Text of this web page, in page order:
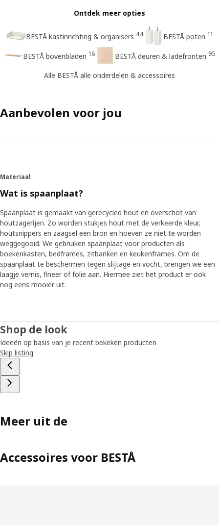
Ontdek meer opties
BESTÅ kastinrichting & organisers​ 44 BESTÅ poten 11
BESTÅ bovenbladen 16 BESTÅ deuren & ladefronten 95
Alle BESTÅ alle onderdelen & accessoires​
Aanbevolen voor jou
Materiaal
Wat is spaanplaat?
Spaanplaat is gemaakt van gerecycled hout en overschot van
houtzagerijen. Zo worden stukjes hout met de verkeerde kleur,
houtsnippers en zaagsel een bron en hoeven ze niet te worden
weggegooid. We gebruiken spaanplaat voor producten als
boekenkasten, bedframes, zitbanken en keukenframes. Om de
spaanplaat te beschermen tegen slijtage en vocht, brengen we een
laagje vernis, fineer of folie aan. Hiermee ziet het product er ook
nog eens mooier uit.
Shop de look
Ideeën op basis van je recent bekeken producten
Skip listing
Meer uit de
Accessoires voor BESTÅ